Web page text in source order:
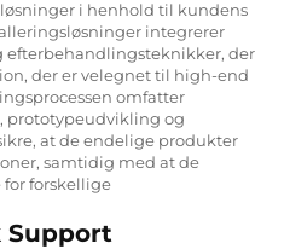
i henhold til kundens
integrerer
efterbehandlingsteknikker, der
der er velegnet til high-end
omfatter
prototypeudvikling og
at de endelige produkter
samtidig med at de
forskellige
Support